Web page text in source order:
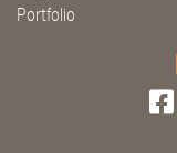
Portfolio